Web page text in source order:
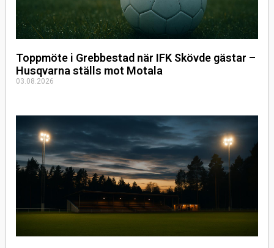
Toppmöte i Grebbestad när IFK Skövde gästar –
Husqvarna ställs mot Motala
03.08.2026